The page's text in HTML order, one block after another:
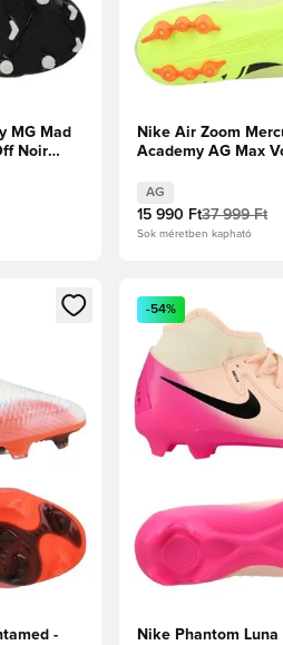
MG Mad
Noir
Nike Air Zoom
Academy AG Max
AG
15 990 Ft37 999 Ft
Sok méretben kapható
vagy a tagként való
-
Megnyit egy
-54%
Nike Phantom